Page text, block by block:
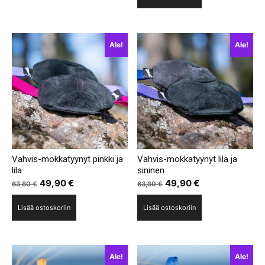
Ale!
Vahvis-mokkatyynyt pinkki ja
lila
63,80€ Alkuperäinen
hinta
oli:
49,90€Nykyinen
hinta
Lisää ostoskoriin
Ale!
Vahvis-mokkatyynyt lila ja
sininen
63,80€ Alkuperäinen
hinta
oli:
49,90€Nykyinen
hinta
Lisää ostoskoriin
Ale! Ale!